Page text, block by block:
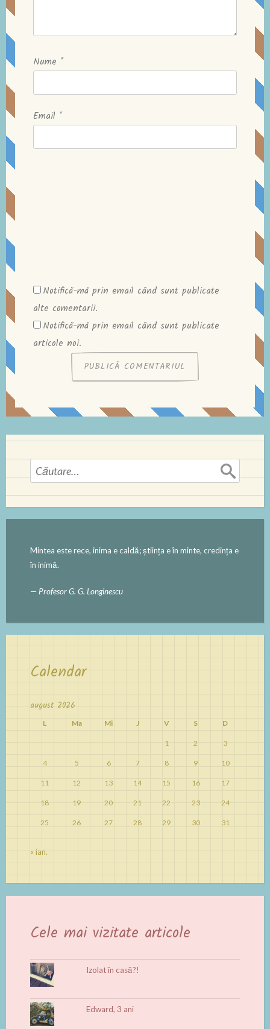
Nume *
Email *
Notifică-mă prin email când sunt publicate
alte comentarii.
Notifică-mă prin email când sunt publicate
articole noi.
Caută
după:
Mintea este rece, inima e caldă; ştiinţa e în minte, credinţa e
în inimă.
— Profesor G. G. Longinescu
Calendar
august 2026
L Ma Mi J V S D
1 2 3
4 5 6 7 8 9 10
11 12 13 14 15 16 17
18 19 20 21 22 23 24
25 26 27 28 29 30 31
« ian.
Cele mai vizitate articole
Izolat în casă?!
Edward, 3 ani